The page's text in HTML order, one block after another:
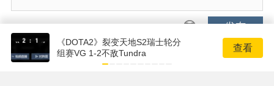
发布
《DOTA2》裂变天地S2瑞士轮分
组赛VG 1-2不敌Tundra
查看